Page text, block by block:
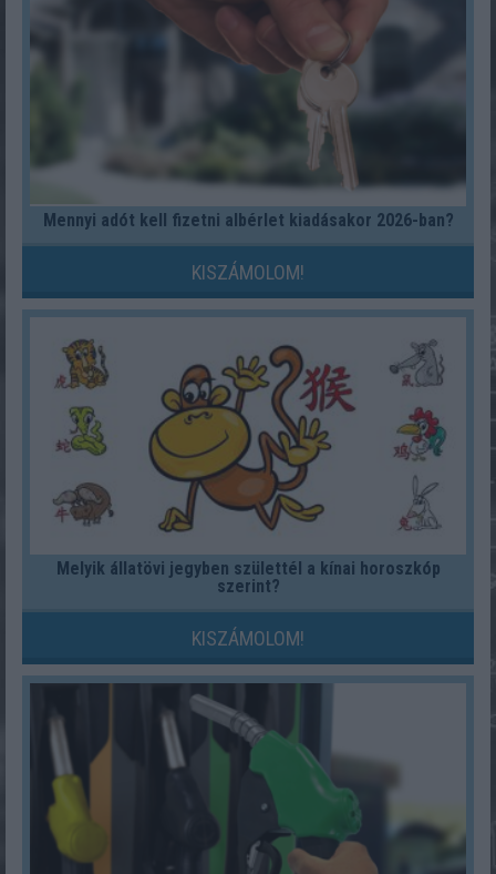
Mennyi adót kell fizetni albérlet kiadásakor 2026-ban?
KISZÁMOLOM!
Melyik állatövi jegyben születtél a kínai horoszkóp
szerint?
KISZÁMOLOM!